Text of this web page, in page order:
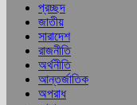
প্রচ্ছদ
জাতীয়
সারাদেশ
রাজনীতি
অর্থনীতি
আন্তর্জাতিক
অপরাধ